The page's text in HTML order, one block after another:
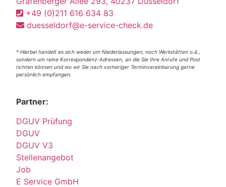
+49 (0)211 616 634 83
duesseldorf@e-service-check.de
* Hierbei handelt es sich weder um Niederlassungen, noch Werkstätten o.ä.,
sondern um reine Korrespondenz-Adressen, an die Sie Ihre Anrufe und Post
richten können und wo wir Sie nach vorheriger Terminvereinbarung gerne
persönlich empfangen.
Partner:
DGUV Prüfung
DGUV
DGUV V3
Stellenangebot
Job
E Service GmbH